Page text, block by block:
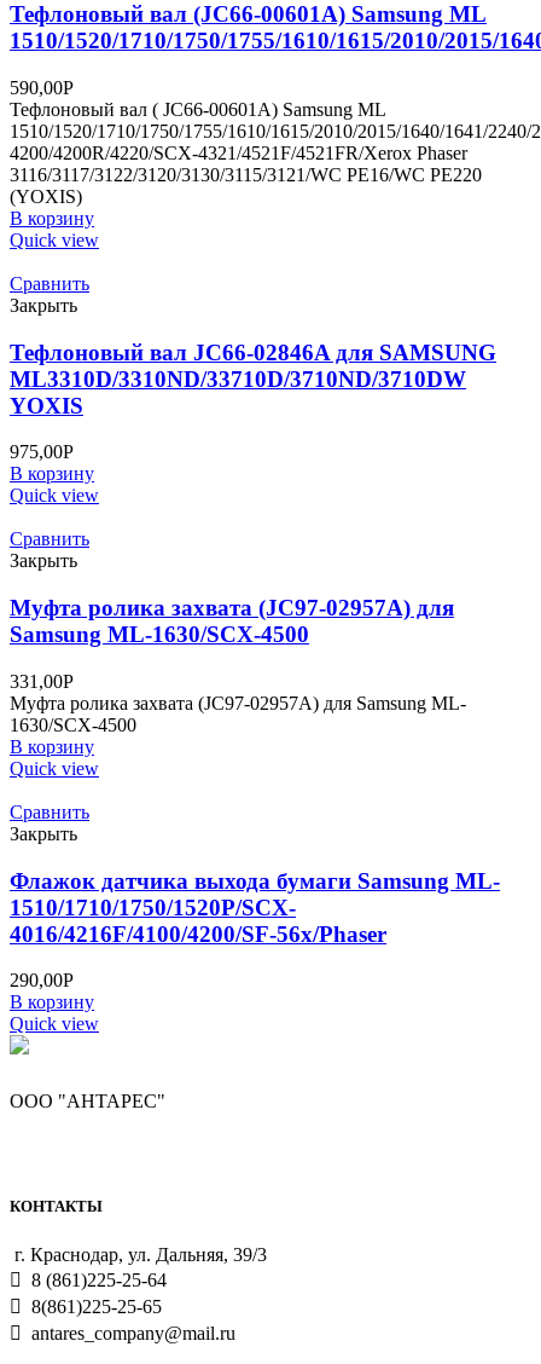
Тефлоновый вал (JC66-00601A) Samsung ML
1510/1520/1710/1750/1755/1610/1615/2010/2015/
590,00Р
Тефлоновый вал ( JC66-00601A) Samsung ML
1510/1520/1710/1750/1755/1610/1615/2010/2015/1640/1641/
4200/4200R/4220/SCX-4321/4521F/4521FR/Xerox Phaser
3116/3117/3122/3120/3130/3115/3121/WC PE16/WC PE220
(YOXIS)
В корзину
Quick view
Сравнить
Закрыть
Тефлоновый вал JC66-02846A для SAMSUNG
ML3310D/3310ND/33710D/3710ND/3710DW
YOXIS
975,00Р
В корзину
Quick view
Сравнить
Закрыть
Муфта ролика захвата (JC97-02957A) для
Samsung ML-1630/SCX-4500
331,00Р
Муфта ролика захвата (JC97-02957A) для Samsung ML-
1630/SCX-4500
В корзину
Quick view
Сравнить
Закрыть
Флажок датчика выхода бумаги Samsung ML-
1510/1710/1750/1520P/SCX-
4016/4216F/4100/4200/SF-56х/Phaser
290,00Р
В корзину
Quick view
ООО "АНТАРЕС"
КОНТАКТЫ
г. Краснодар, ул. Дальняя, 39/3
8 (861)225-25-64
8(861)225-25-65
antares_company@mail.ru